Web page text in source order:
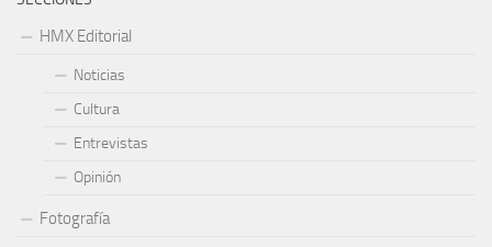
HMX Editorial
Noticias
Cultura
Entrevistas
Opinión
Fotografía